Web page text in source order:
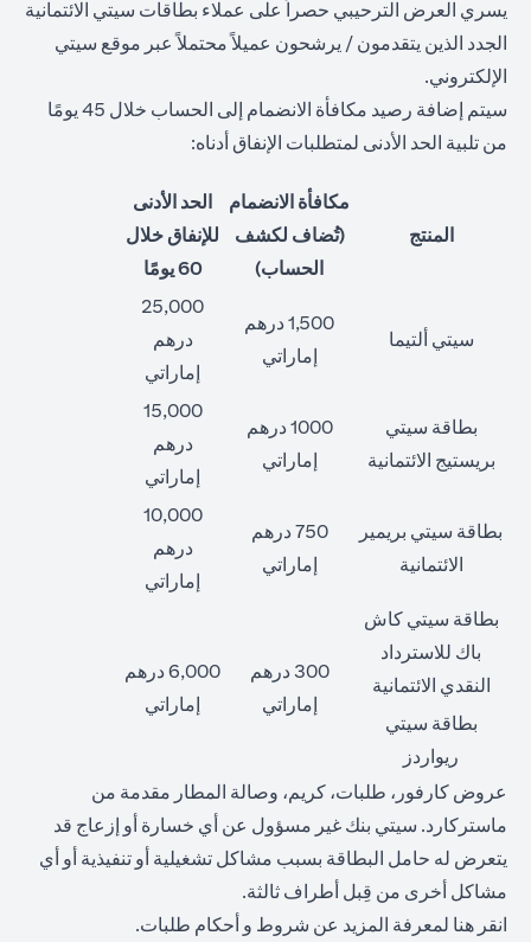
يسري العرض الترحيبي حصراً على عملاء بطاقات سيتي الائتمانية
الجدد الذين يتقدمون / يرشحون عميلاً محتملاً عبر موقع سيتي
الإلكتروني.
سيتم إضافة رصيد مكافأة الانضمام إلى الحساب خلال 45 يومًا
من تلبية الحد الأدنى لمتطلبات الإنفاق أدناه:
المنتج
مكافأة الانضمام
(تُضاف لكشف
الحساب)
الحد الأدنى
للإنفاق خلال
60 يومًا
سيتي ألتيما
1,500 درهم
إماراتي
25,000
درهم
إماراتي
بطاقة سيتي
بريستيج الائتمانية
1000 درهم
إماراتي
15,000
درهم
إماراتي
بطاقة سيتي بريمير
الائتمانية
750 درهم
إماراتي
10,000
درهم
إماراتي
بطاقة سيتي كاش
باك للاسترداد
النقدي الائتمانية
300 درهم
إماراتي
6,000 درهم
إماراتي
بطاقة سيتي
ريواردز
عروض كارفور، طلبات، كريم، وصالة المطار مقدمة من
ماستركارد. سيتي بنك غير مسؤول عن أي خسارة أو إزعاج قد
يتعرض له حامل البطاقة بسبب مشاكل تشغيلية أو تنفيذية أو أي
مشاكل أخرى من قِبل أطراف ثالثة.
انقر هنا لمعرفة المزيد عن شروط و أحكام طلبات.